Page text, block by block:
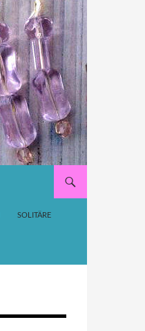
SOLITÄRE